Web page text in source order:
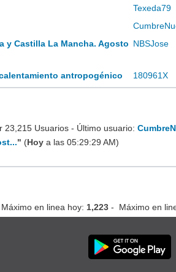
Texeda79
y Castilla La Mancha. Agosto NBSJose
antropogénico 180961X
23,215 Usuarios - Último usuario:
" (Hoy a las 05:29:29 AM)
en linea hoy: 1,223 - Máximo en